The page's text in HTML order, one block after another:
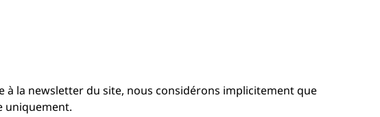
la newsletter du site, nous considérons implicitement que
uniquement.